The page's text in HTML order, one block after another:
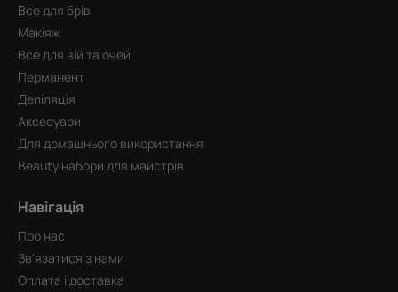
Все для брів
Макіяж
Все для вій та очей
Перманент
Депіляція
Аксесуари
Для домашнього використання
Beauty набори для майстрів
Навігація
Про нас
Зв'язатися з нами
Оплата і доставка